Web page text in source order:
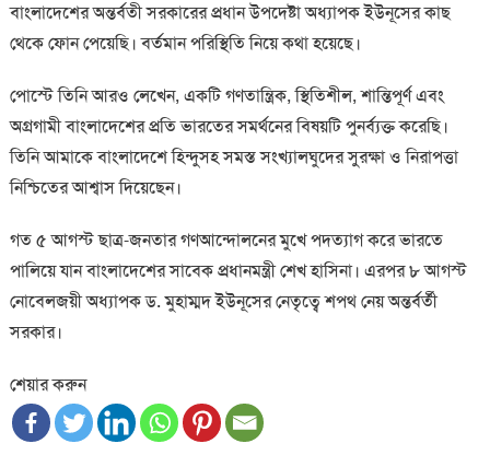
বাংলাদেশের অন্তর্বতী সরকারের প্রধান উপদেষ্টা অধ্যাপক ইউনূসের কাছ
থেকে ফোন পেয়েছি। বর্তমান পরিস্থিতি নিয়ে কথা হয়েছে।
পোস্টে তিনি আরও লেখেন, একটি গণতান্ত্রিক, স্থিতিশীল, শান্তিপূর্ণ এবং
অগ্রগামী বাংলাদেশের প্রতি ভারতের সমর্থনের বিষয়টি পুনর্ব্যক্ত করেছি।
তিনি আমাকে বাংলাদেশে হিন্দুসহ সমস্ত সংখ্যালঘুদের সুরক্ষা ও নিরাপত্তা
নিশ্চিতের আশ্বাস দিয়েছেন।
গত ৫ আগস্ট ছাত্র-জনতার গণআন্দোলনের মুখে পদত্যাগ করে ভারতে
পালিয়ে যান বাংলাদেশের সাবেক প্রধানমন্ত্রী শেখ হাসিনা। এরপর ৮ আগস্ট
নোবেলজয়ী অধ্যাপক ড. মুহাম্মদ ইউনূসের নেতৃত্বে শপথ নেয় অন্তর্বর্তী
সরকার।
শেয়ার করুন